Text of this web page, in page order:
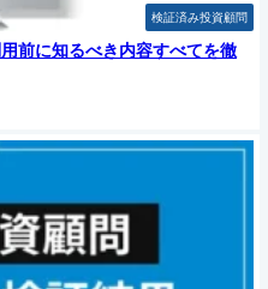
検証済み投資顧問
前に知るべき内容すべてを徹